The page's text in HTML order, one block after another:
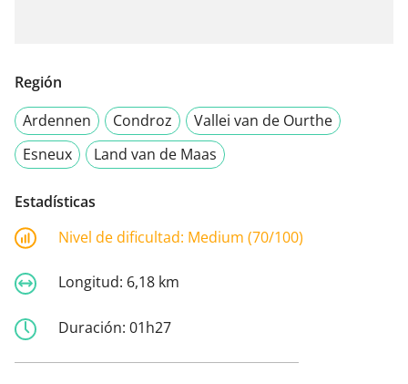
Región
Ardennen
Condroz
Vallei van de Ourthe
Esneux
Land van de Maas
Estadísticas
Nivel de dificultad: Medium (70/100)
Longitud: 6,18 km
Duración: 01h27